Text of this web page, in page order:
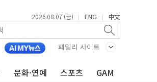
2026.08.07 (금) | ENG | 中文
패밀리 사이트
문화·연예 스포츠 GAM
험기상 기술 개발